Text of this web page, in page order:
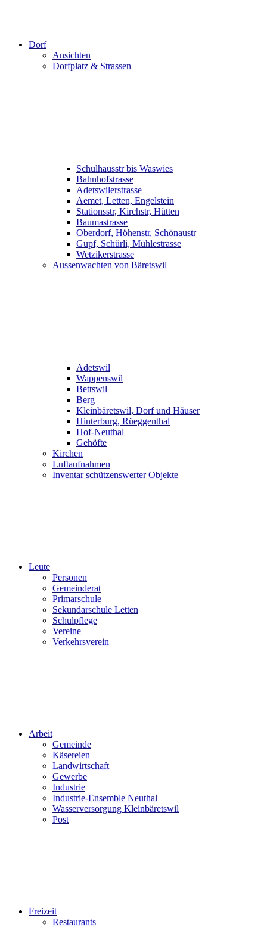
Dorf
Ansichten
Dorfplatz & Strassen
Schulhausstr bis Waswies
Bahnhofstrasse
Adetswilerstrasse
Aemet, Letten, Engelstein
Stationsstr, Kirchstr, Hütten
Baumastrasse
Oberdorf, Höhenstr, Schönaustr
Gupf, Schürli, Mühlestrasse
Wetzikerstrasse
Aussenwachten von Bäretswil
Adetswil
Wappenswil
Bettswil
Berg
Kleinbäretswil, Dorf und Häuser
Hinterburg, Rüeggenthal
Hof-Neuthal
Gehöfte
Kirchen
Luftaufnahmen
Inventar schützenswerter Objekte
Leute
Personen
Gemeinderat
Primarschule
Sekundarschule Letten
Schulpflege
Vereine
Verkehrsverein
Arbeit
Gemeinde
Käsereien
Landwirtschaft
Gewerbe
Industrie
Industrie-Ensemble Neuthal
Wasserversorgung Kleinbäretswil
Post
Freizeit
Restaurants